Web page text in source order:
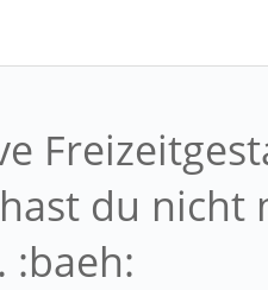
du nicht
:baeh: